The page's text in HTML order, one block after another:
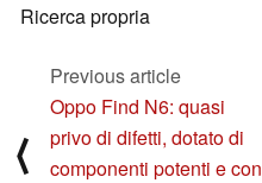
Ricerca propria
⟨
Previous article
Oppo Find N6: quasi
privo di difetti, dotato di
componenti potenti e con